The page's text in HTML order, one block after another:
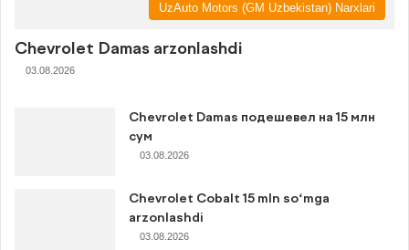
UzAuto Motors (GM Uzbekistan) Narxlari
Chevrolet Damas arzonlashdi
03.08.2026
Chevrolet Damas подешевел на 15 млн
сум
03.08.2026
Chevrolet Cobalt 15 mln so‘mga
arzonlashdi
03.08.2026